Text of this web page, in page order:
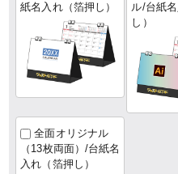
紙名入れ（箔押し）
ル/台紙
し）
全面オリジナル
（13枚両面）/台紙名
入れ（箔押し）